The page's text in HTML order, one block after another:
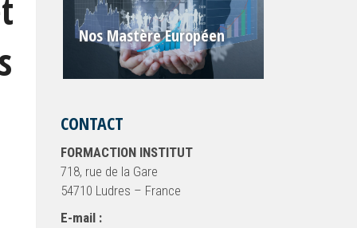
Nos Mastère Européen
CONTACT
FORMACTION INSTITUT
718, rue de la Gare
54710 Ludres – France
E-mail :